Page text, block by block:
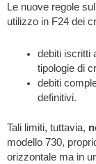
Le nuove regole
utilizzo in F24 dei
debiti iscritti
tipologie di
debiti
definitivi.
Tali limiti, tuttavia,
modello 730,
orizzontale ma in